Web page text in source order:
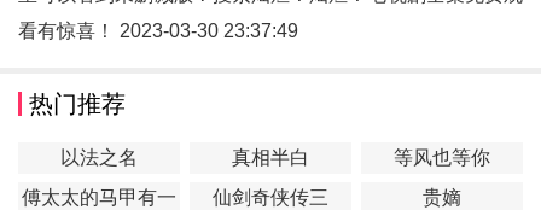
看有惊喜！ 2023-03-30 23:37:49
热门推荐
以法之名 真相半白
等风也等你
傅太太的马甲有一
仙剑奇侠传三
贵嫡